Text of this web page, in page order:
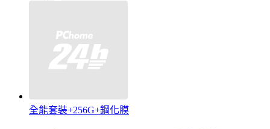
全能套裝+256G+鋼化膜